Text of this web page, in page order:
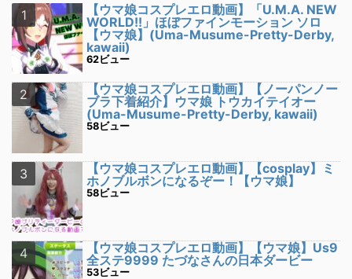
【ウマ娘コスプレエロ動画】「U.M.A. NEW
WORLD!!」ほぼファインモーション ソロ
【ウマ娘】(Uma-Musume-Pretty-Derby,
kawaii)
62ビュー
【ウマ娘コスプレエロ動画】【ノーパンノー
ブラ下着紹介】ウマ娘 トウカイテイオー
(Uma-Musume-Pretty-Derby, kawaii)
58ビュー
【ウマ娘コスプレエロ動画】【cosplay】ミ
ホノブルボンになるぞー！【ウマ娘】
58ビュー
【ウマ娘コスプレエロ動画】【ウマ娘】Us9
全ステ9999 たづなさんの日本ダービー
53ビュー